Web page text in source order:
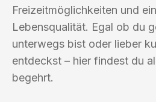
Freizeitmöglichkeiten und
Lebensqualität. Egal ob du
unterwegs bist oder lieber
entdeckst – hier findest du
begehrt.